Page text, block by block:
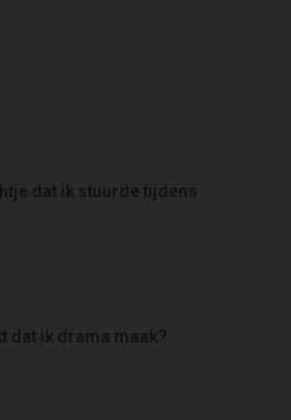
dat ik stuurde tijdens
dat ik drama maak?